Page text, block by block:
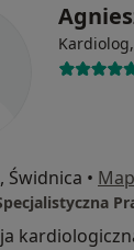
Świdnica •